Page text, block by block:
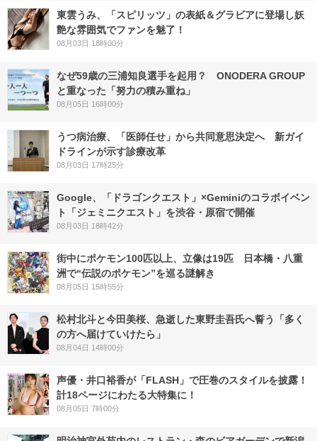
東雲うみ、「スピリッツ」の表紙＆グラビアに登場し妖
艶な雰囲気でファンを魅了！
08月03日 18時00分
なぜ59歳の三浦知良選手を起用？ ONODERA GROUP
と重なった「努力の積み重ね」
08月05日 16時00分
うつ病治療、「医師任せ」から共同意思決定へ 新ガイ
ドラインが示す診療改革
08月03日 17時25分
Google、「ドラゴンクエスト」×Geminiのコラボイベン
ト「ジェミニクエスト」を渋谷・原宿で開催
08月03日 18時42分
街中にポケモン100匹以上、立像は19匹 日本橋・八重
洲で“伝説のポケモン”を巡る謎解き
08月05日 15時55分
松村北斗と今田美桜、急逝した東野圭吾氏へ誓う「多く
の方へ届けていけたら」
08月04日 14時00分
声優・井口裕香が「FLASH」で圧巻のスタイルを披露！
計18ページにわたる大特集に！
08月05日 7時00分